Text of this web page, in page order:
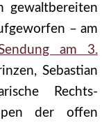
gewaltbereiten
– am
Sendung am 3.
Sebastian
Rechts-
der offen